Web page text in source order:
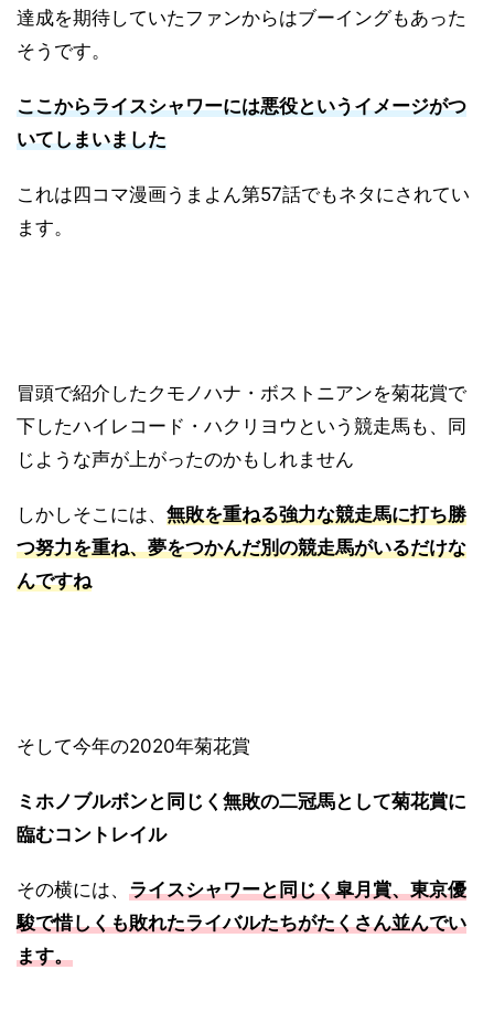
達成を期待していたファンからはブーイングもあった
そうです。
ここからライスシャワーには悪役というイメージがつ
いてしまいました
これは四コマ漫画うまよん第57話でもネタにされてい
ます。
冒頭で紹介したクモノハナ・ボストニアンを菊花賞で
下したハイレコード・ハクリヨウという競走馬も、同
じような声が上がったのかもしれません
しかしそこには、 無敗を重ねる強力な競走馬に打ち勝
つ努力を重ね、夢をつかんだ別の競走馬がいるだけな
んですね
そして今年の2020年菊花賞
ミホノブルボンと同じく無敗の二冠馬として菊花賞に
臨むコントレイル
その横には、 ライスシャワーと同じく皐月賞、東京優
駿で惜しくも敗れたライバルたちがたくさん並んでい
ます。